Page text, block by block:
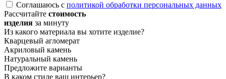
Соглашаюсь с политикой обработки персональных данных
Рассчитайте стоимость
изделия за минуту
Из какого материала вы хотите изделие?
Кварцевый агломерат
Акриловый камень
Натуральный камень
Предложите варианты
В каком стиле ваш интерьер?